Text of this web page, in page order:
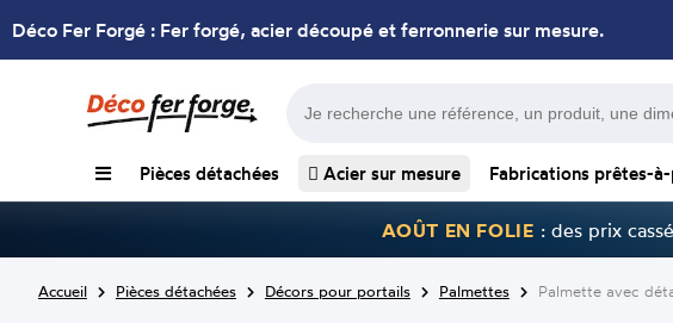
Déco Fer Forgé : Fer forgé, acier découpé et ferronnerie sur mesure.
Pièces détachées Acier sur mesure Fabrications prêtes-
AOÛT EN FOLIE : des prix
Accueil Pièces détachées Décors pour portails Palmettes Palmette avec